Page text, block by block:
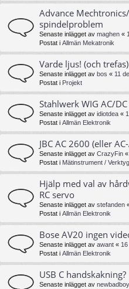
Advance
spindelproblem
Senaste inlägget av maghen «
Postat i Allmän Mekatronik
Varde ljus! (och trefas)
Senaste inlägget av bos « 11
Postat i Projekt
Stahlwerk WIG AC/
Senaste inlägget av idiotdea «
Postat i Allmän Elektronik
JBC AC 2600 (eller
Senaste inlägget av CrazyFin «
Postat i Mätinstrument /
Hjälp med val av
RC servo
Senaste inlägget av stefanden
Postat i Allmän Elektronik
Bose AV20 ingen
Senaste inlägget av awant «
Postat i Allmän Elektronik
USB C handskakning?
Senaste inlägget av newbadboy